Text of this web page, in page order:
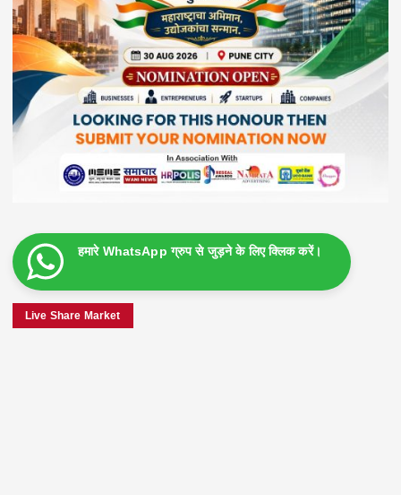
हमारे WhatsApp ग्रुप से जुड़ने के लिए क्लिक करें।
Live Share Market